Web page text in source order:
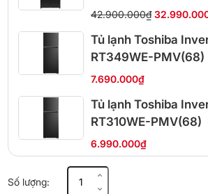
42.900.000₫
Tủ lạnh Toshiba
RT349WE-PMV(68)
7.690.000₫
Tủ lạnh Toshiba
RT310WE-PMV(68)
6.990.000₫
Số lượng:lạnh